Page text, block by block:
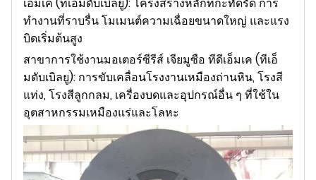
ทำงานที่ราบรื่น โมเมนต์ความเฉื่อยขนาดใหญ่ และแรง
บิดเริ่มต้นสูง
สาขาการใช้งานมอเตอร์ซีรีส์ เจียมูซือ ทีดีเอ็มเค (ทีเอ็
มดับเบิลยู): การขับเคลื่อนโรงงานเหมืองถ่านหิน, โรงสี
แท่ง, โรงสีลูกกลม, เครื่องบดและอุปกรณ์อื่น ๆ ที่ใช้ใน
อุตสาหกรรมเหมืองแร่และโลหะ